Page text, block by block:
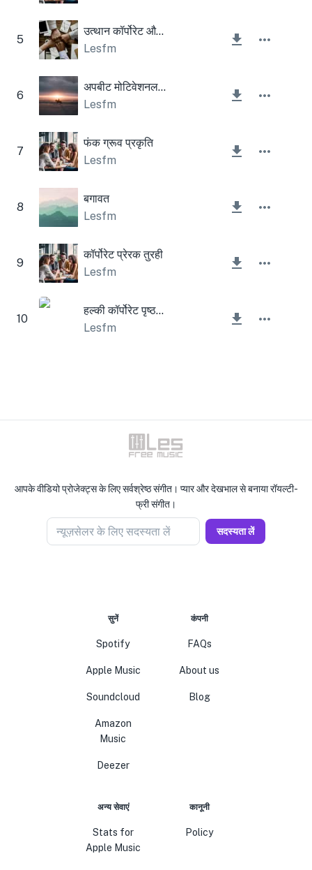
5
उत्थान कॉर्पोरेट और प्रेरक
Lesfm
6
अपबीट मोटिवेशनल इंस्पायरिंग अपलिफ्टिंग कॉर्पोरेट
Lesfm
7
फंक ग्रूव प्रकृति
Lesfm
8
बगावत
Lesfm
9
कॉर्पोरेट प्रेरक तुरही
Lesfm
10
हल्की कॉर्पोरेट पृष्ठभूमि
Lesfm
आपके वीडियो प्रोजेक्ट्स के लिए सर्वश्रेष्ठ संगीत। प्यार और देखभाल से बनाया रॉयल्टी-
फ्री संगीत।
न्यूज़सेलर के लिए सदस्यता लें सदस्यता लें
सुनें
Spotify
Apple Music
Soundcloud
Amazon
Music
Deezer
कंपनी
FAQs
About us
Blog
अन्य सेवाएं
Stats for
Apple Music
कानूनी
Policy